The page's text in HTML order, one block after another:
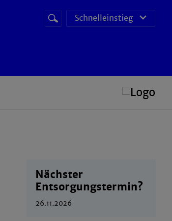
Suchbegriff
Suche
starten
Schnelleinstieg
Nächster
Entsorgungstermin?
26.11.2026